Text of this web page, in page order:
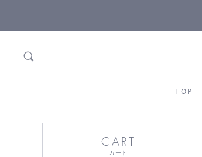
TOP
CART
カート